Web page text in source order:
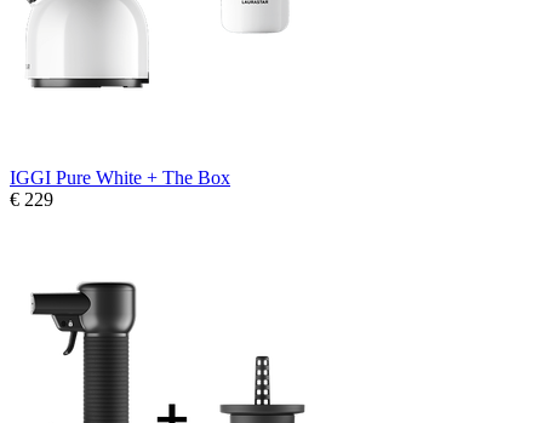
IGGI Pure White + The Box
€ 229